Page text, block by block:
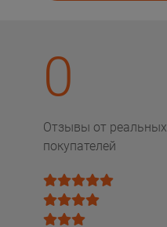
0
Отзывы от реальных
покупателей